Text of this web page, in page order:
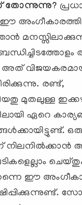
തോന്നുന്നു?
അത്
രണ്ട്,
മുതലുള്ള
ഏറെ
ഒരു
നിലനില്‍ക്കാന്‍
ഈ